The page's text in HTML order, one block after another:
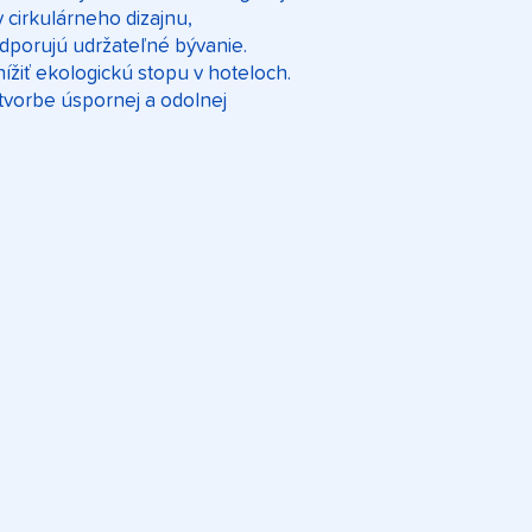
cirkulárneho dizajnu,
udržateľné bývanie.
ekologickú stopu v hoteloch.
úspornej a odolnej